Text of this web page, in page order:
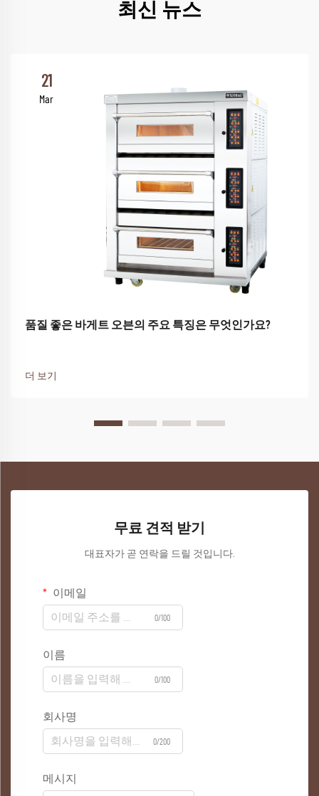
최신 뉴스
21
Mar
품질 좋은 바게트 오븐의 주요 특징은 무엇인가요?
더 보기
무료 견적 받기
대표자가 곧 연락을 드릴 것입니다.
이메일
0/100
이름
0/100
회사명
0/200
메시지